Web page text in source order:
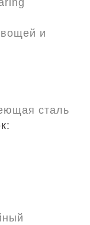
и
сталь